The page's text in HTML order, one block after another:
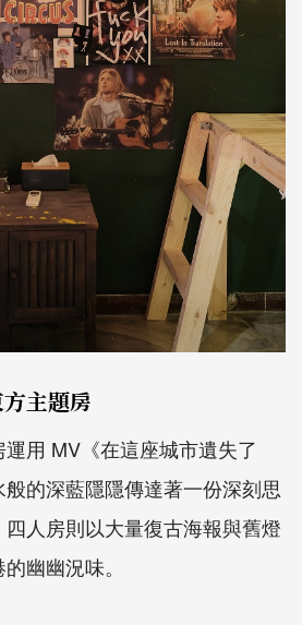
主題房
運用 MV《在這座城市遺失了
的深藍隱隱傳達著一份深刻思
人房則以大量復古海報與舊燈
幽幽況味。